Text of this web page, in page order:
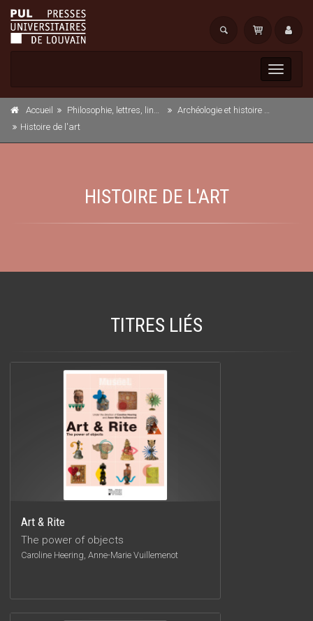
Toggle
Accueil Philosophie, lettres, linguistique et histoire
Archéologie et histoire de l'art
Histoire de l'art
HISTOIRE DE L'ART
TITRES LIÉS
Art & Rite
The power of objects
Caroline Heering, Anne-Marie Vuillemenot